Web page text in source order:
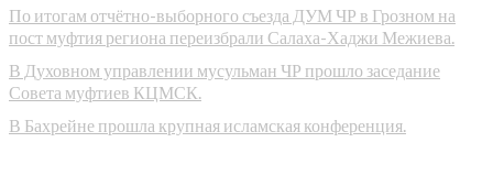
По итогам отчётно-выборного съезда ДУМ ЧР в Грозном на
пост муфтия региона переизбрали Салаха-Хаджи Межиева.
В Духовном управлении мусульман ЧР прошло заседание
Совета муфтиев КЦМСК.
В Бахрейне прошла крупная исламская конференция.